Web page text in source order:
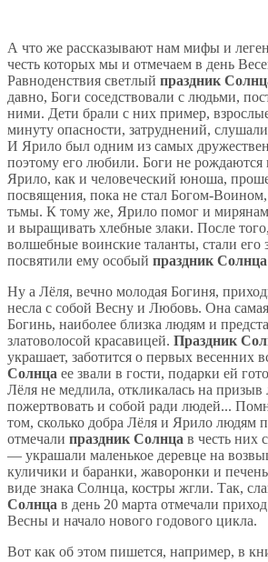
А что же рассказывают нам мифы и
честь которых мы и отмечаем в день
Равноденствия светлый праздник
давно, Боги соседствовали с людьми,
ними. Дети брали с них пример,
минуту опасности, затруднений,
И Ярило был одним из самых
поэтому его любили. Боги не
Ярило, как и человеческий юноша,
посвящения, пока не стал Богом-
тьмы. К тому же, Ярило помог и
и выращивать хлебные злаки. После
волшебные воинские таланты, стали его
посвятили ему особый праздник Солнца
Ну а Лёля, вечно молодая Богиня,
несла с собой Весну и Любовь. Она
Богинь, наиболее близка людям и
златоволосой красавицей. Праздник
украшает, заботится о первых весенних
Солнца ее звали в гости, подарки ей
Лёля не медлила, откликалась на
пожертвовать и собой ради людей...
том, сколько добра Лёля и Ярило людям
отмечали праздник Солнца в честь них
— украшали маленькое деревце на
куличики и баранки, жаворонки и
виде знака Солнца, костры жгли. Так,
Солнца в день 20 марта отмечали
Весны и начало нового годового цикла.
Вот как об этом пишется, например, в